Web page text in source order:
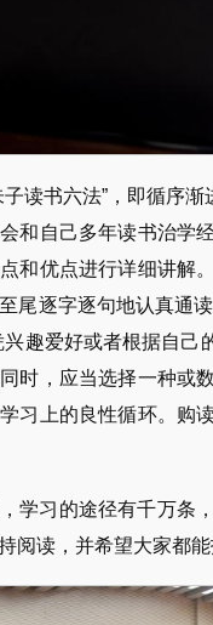
子读书六法”，即循序
和自己多年读书治学
和优点进行详细讲解
尾逐字逐句地认真通
兴趣爱好或者根据自
时，应当选择一种或
习上的良性循环。购
学习的途径有千万条
阅读，并希望大家都